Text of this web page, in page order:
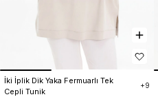
İki İplik Dik Yaka Fermuarlı Tek
Cepli Tunik
+9